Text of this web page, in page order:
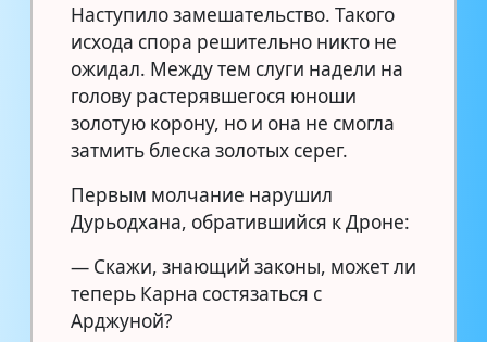
Наступило замешательство. Такого
исхода спора решительно никто не
ожидал. Между тем слуги надели на
голову растерявшегося юноши
золотую корону, но и она не смогла
затмить блеска золотых серег.
Первым молчание нарушил
Дурьодхана, обратившийся к Дроне:
— Скажи, знающий законы, может ли
теперь Карна состязаться с
Арджуной?